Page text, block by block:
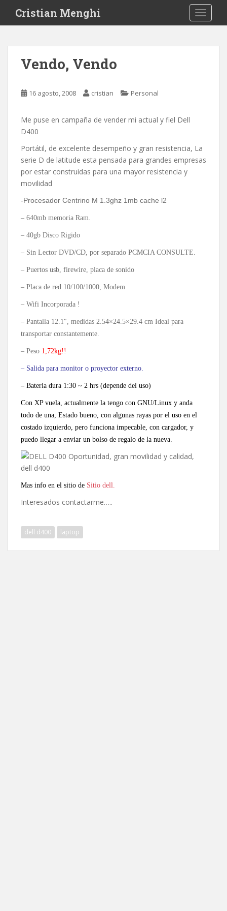
i
Cristian Menghi
Vendo, Vendo
16 agosto, 2008 cristian Personal
Me puse en campaña de vender mi actual y fiel Dell
D400
Portátil, de excelente desempeño y gran resistencia, La
serie D de latitude esta pensada para grandes empresas
por estar construidas para una mayor resistencia y
movilidad
-Procesador Centrino M 1.3ghz 1mb cache l2
– 640mb memoria Ram.
– 40gb Disco Rigido
– Sin Lector DVD/CD, por separado PCMCIA CONSULTE.
– Puertos usb, firewire, placa de sonido
– Placa de red 10/100/1000, Modem
– Wifi Incorporada !
– Pantalla 12.1″, medidas 2.54×24.5×29.4 cm Ideal para
transportar constantemente.
– Peso 1,72kg!!
– Salida para monitor o proyector externo.
– Bateria dura 1:30 ~ 2 hrs (depende del uso)
Con XP vuela, actualmente la tengo con GNU/Linux y anda
todo de una, Estado bueno, con algunas rayas por el uso en el
costado izquierdo, pero funciona impecable, con cargador, y
puedo llegar a enviar un bolso de regalo de la nueva.
Mas info en el sitio de Sitio dell.
Interesados contactarme…..
dell d400 laptop